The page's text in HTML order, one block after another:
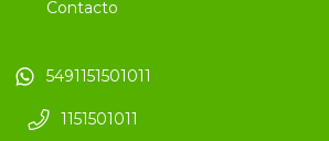
Contacto
5491151501011
1151501011